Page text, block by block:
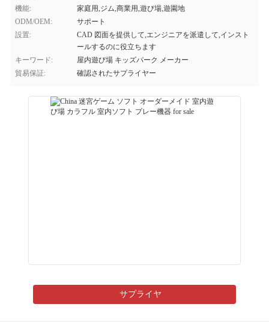
機能:
家庭用,ジム,商業用,遊び場,遊園地
ODM/OEM:
サポート
設置:
CAD 図面を提供して,エンジニアを派遣して,インスト
ールするのに役立ちます
キーワード:
屋内遊び場 キッズパーク メーカー
貿易保証:
確認されたサプライヤー
サプライヤ